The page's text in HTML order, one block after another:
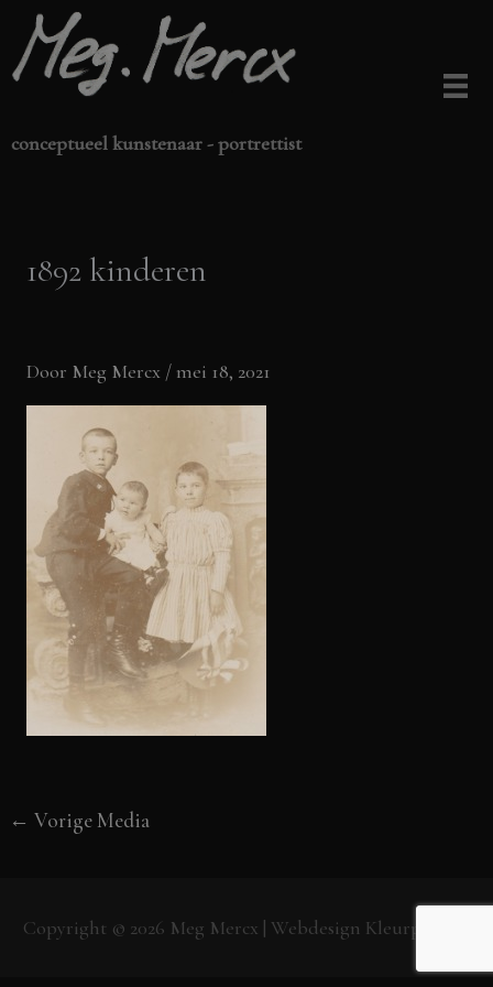
naar
de
conceptueel kunstenaar - portrettist
1892 kinderen
Door Meg Mercx / mei 18, 2021
← Vorige Media
Copyright © 2026 Meg Mercx | Webdesign Kleurpunt.nl